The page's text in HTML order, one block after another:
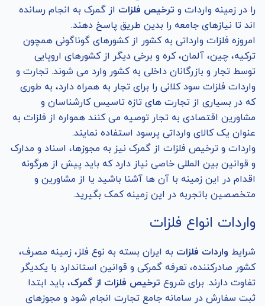
را در زمینه واردات و ترخیص فلزات از گمرک به انجام رسانده
اند تا نیازهای جامعه را بدین طریق پاسخ دهند.
امروزه فلزات وارداتی به کشور از کشورهای گوناگونی همچون
ترکیه، چین، آلمان، کره و برخی دیگر از کشورهای اروپایی
توسط تجار و بازرگانان داخلی به کشور وارد می شوند. تجارت و
واردات فلزات سود کلانی را برای تجار به همراه دارد، به طوری
که در بسیاری از تجارت های تازه تاسیس کارشناسان و
مشاورین اقتصادی به تجار توصیه می کنند همواره از فلزات به
عنوان یک کالای وارداتی پرسود استفاده نمایند.
واردات و ترخیص فلزات از گمرک نیز به مجوزها، اسناد و مدارک
و قوانین بین المللی خاصی نیاز دارد که باید پیش از هرگونه
اقدام در این زمینه با آن ها آشنا باشید یا از مشاورین و
متخصصین باتجربه در این زمینه کمک بگیرید.
واردات انواع فلزات
شرایط واردات فلزات به ایران بسته به نوع فلز، زمینه مصرف،
کشور صادرکننده، تعرفه گمرکی و قوانین استاندارد با یکدیگر
تفاوت دارند. برای شروع ترخیص فلزات از گمرک، باید ابتدا
ثبت سفارش در سامانه جامع تجارت انجام شود و مجوزهای